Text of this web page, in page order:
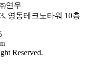
연우
영동테크노타워 10층
Reserved.